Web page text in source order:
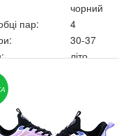
чорний
пар:
4
30-37
літо
скриньку: